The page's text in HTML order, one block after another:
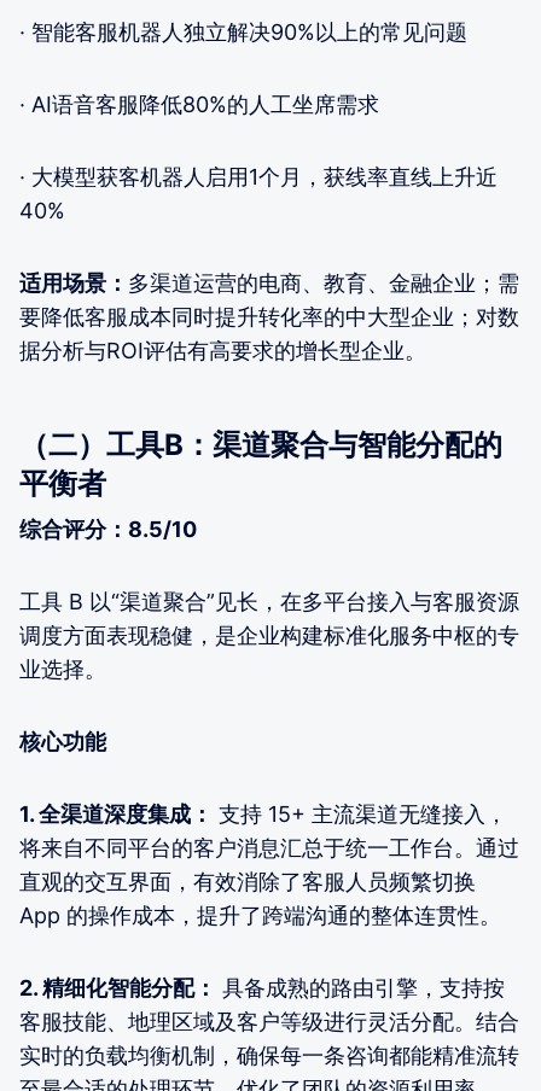
· 智能客服机器人独立解决90%以上的常见问题
· AI语音客服降低80%的人工坐席需求
· 大模型获客机器人启用1个月，获线率直线上升近
40%
适用场景： 多渠道运营的电商、教育、金融企业；需
要降低客服成本同时提升转化率的中大型企业；对数
据分析与ROI评估有高要求的增长型企业。
（二）工具B：渠道聚合与智能分配的
平衡者
综合评分：8.5/10
工具 B 以“渠道聚合”见长，在多平台接入与客服资源
调度方面表现稳健，是企业构建标准化服务中枢的专
业选择。
核心功能
1.全渠道深度集成： 支持 15+ 主流渠道无缝接入，
将来自不同平台的客户消息汇总于统一工作台。通过
直观的交互界面，有效消除了客服人员频繁切换
App 的操作成本，提升了跨端沟通的整体连贯性。
2.精细化智能分配： 具备成熟的路由引擎，支持按
客服技能、地理区域及客户等级进行灵活分配。结合
实时的负载均衡机制，确保每一条咨询都能精准流转